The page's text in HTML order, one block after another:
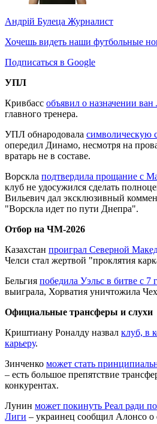
Андрій Булеца Журналист
Хочешь видеть наши футбольные
Подписаться в Google
УПЛ
Кривбасс объявил о назначении ван
главного тренера.
УПЛ обнародовала символическую
опередил Динамо, несмотря на
вратарь не в составе.
Ворскла подтвердила прощание с
клуб не удосужился сделать
Вильевич дал эксклюзивный
"Ворскла идет по пути Днепра".
Отбор на ЧМ-2026
Казахстан проиграл Северной
Челси стал жертвой "проклятия
Бельгия победила Уэльс в битве с 7
выиграла, Хорватия уничтожила
Официальные трансферы и слухи
Криштиану Роналду назвал клуб, в
карьеру.
Зинченко может стать
– есть большое препятствие
конкурентах.
Лунин может покинуть Реал ради
Лиги – украинец сообщил Алонсо о